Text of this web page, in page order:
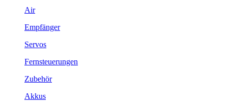
Air
Empfänger
Servos
Fernsteuerungen
Zubehör
Akkus